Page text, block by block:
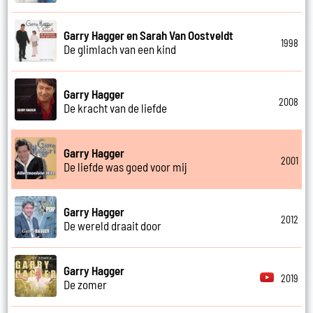
Garry Hagger en Sarah Van Oostveldt
De glimlach van een kind
1998
Garry Hagger
De kracht van de liefde
2008
Garry Hagger
De liefde was goed voor mij
2001
Garry Hagger
De wereld draait door
2012
Garry Hagger
De zomer
2019